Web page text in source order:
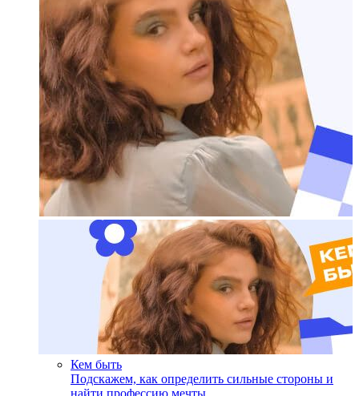
Кем быть
Подскажем, как определить сильные стороны и
найти профессию мечты